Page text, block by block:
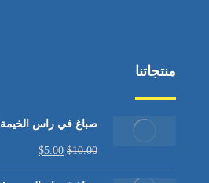
منتجاتنا
صباغ في راس الخيمة 24 ساعة :0567441753
$10.00
$5.00